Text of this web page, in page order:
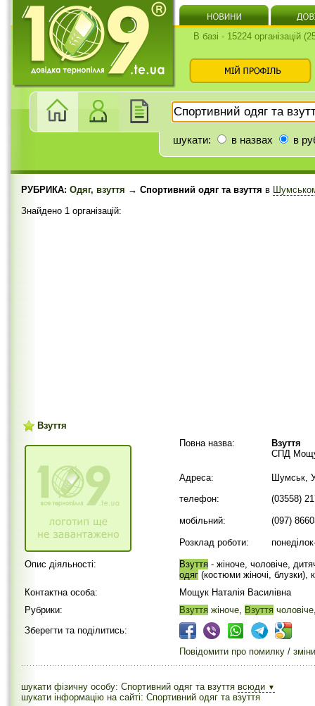
В базі - 15224 організацій
шукати: в назвах в
РУБРИКА: Одяг, взуття → Спортивний одяг та взуття в
Знайдено 1 організацій:
Взуття
Повна назва:
Взуття
СПД
Адреса:
Шумськ,
телефон:
(03558)
мобільний: (097)
Розклад роботи:
Опис діяльності: Взуття - жіноче, чоловіче,
одяг (костюми жіночі, блузки),
Контактна особа:
Мощук Наталія Василівна
Рубрики:
Взуття жіноче, Взуття чоловіче
Зберегти та поділитись:
Повідомити про помилку / зміни
шукати фізичну особу: Спортивний одяг та взуття всюди ▼
шукати інформацію на сайті: Спортивний одяг та взуття